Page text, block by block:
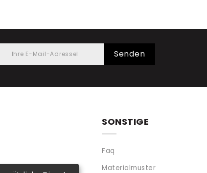
Senden
SONSTIGE
Faq
Materialmuster